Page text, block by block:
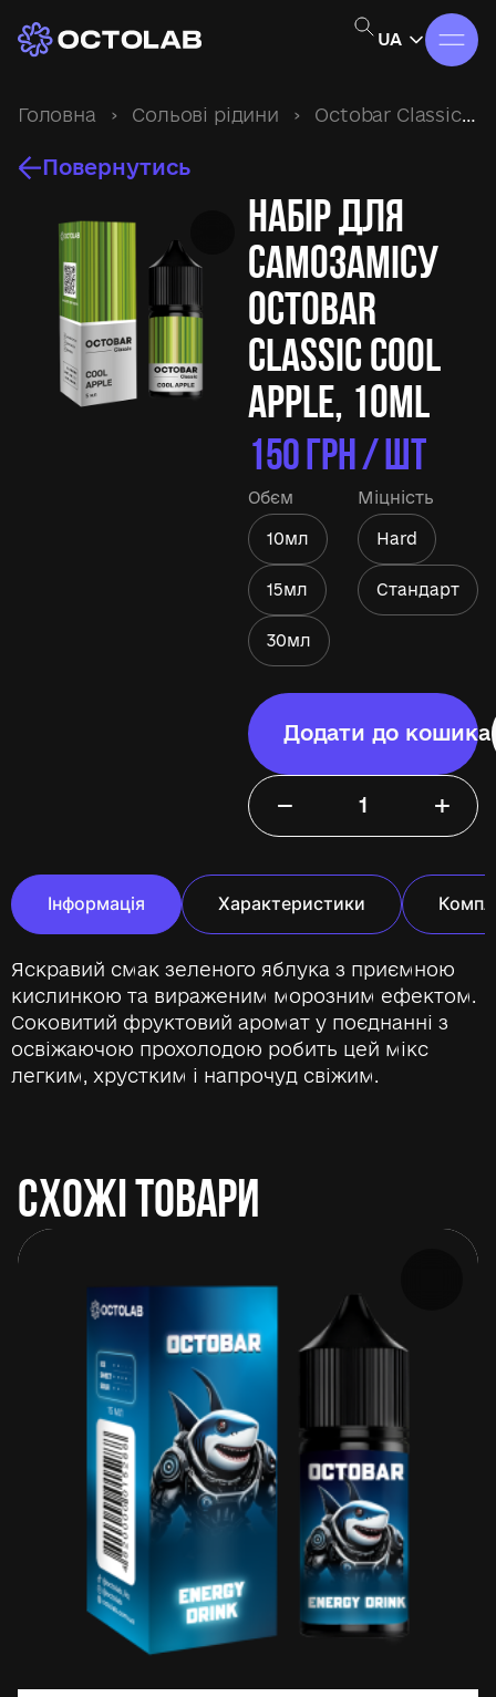
UA
Головна › Сольові рідини › Octobar Classic
Повернутись
Набір для
самозамісу
Octobar
Classic Cool
Apple, 10ml
150ГРН / ШТ
Обєм
10мл
15мл
30мл
Міцність
Hard
Стандарт
− +
Додати до кошика
Інформація Характеристики
Яскравий смак зеленого яблука з приємною
кислинкою та вираженим морозним ефектом.
Соковитий фруктовий аромат у поєднанні з
освіжаючою прохолодою робить цей мікс
легким, хрустким і напрочуд свіжим.
СХОЖІ ТОВАРИ